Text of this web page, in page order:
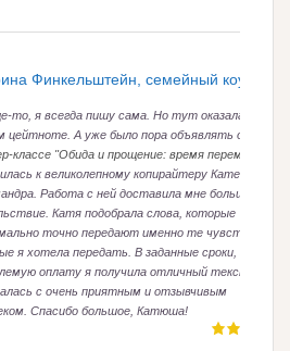
Финкельштейн, семейный коуч
то, я всегда пишу сама. Но тут оказалась в
цейтноте. А уже было пора объявлять о
классе "Обида и прощение: время перемен"
к великолепному копирайтеру Кате
Работа с ней доставила мне большое
Катя подобрала слова, которые
точно передают именно те чувства,
я хотела передать. В заданные сроки, за
оплату я получила отличный текст. И
с очень приятным и отзывчивым
Спасибо большое, Катюша!